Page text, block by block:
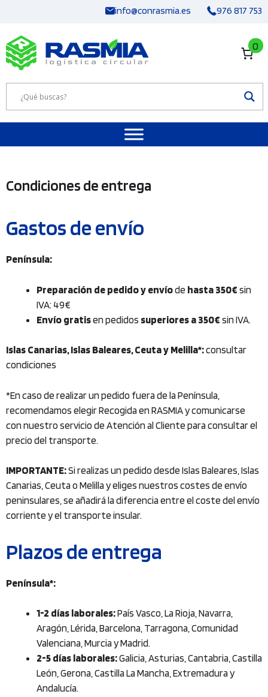
contenido
info@conrasmia.es 976 817 753
0
Condiciones de entrega
Gastos de envío
Península:
Preparación de pedido y envíode hasta 350€ sin
IVA: 49€
Envío gratisen pedidos superiores a 350€ sin IVA.
Islas Canarias, Islas Baleares, Ceuta y Melilla*:consultar
condiciones
*En caso de realizar un pedido fuera de la Península,
recomendamos elegir Recogida en RASMIA y comunicarse
con nuestro servicio de Atención al Cliente para consultar el
precio del transporte.
IMPORTANTE:Si realizas un pedido desde Islas Baleares, Islas
Canarias, Ceuta o Melilla y eliges nuestros costes de envío
peninsulares, se añadirá la diferencia entre el coste del envío
corriente y el transporte insular.
Plazos de entrega
Península*:
1-2 días laborales:País Vasco, La Rioja, Navarra,
Aragón, Lérida, Barcelona, Tarragona, Comunidad
Valenciana, Murcia y Madrid.
2-5 días laborales:Galicia, Asturias, Cantabria, Castilla
León, Gerona, Castilla La Mancha, Extremadura y
Andalucía.